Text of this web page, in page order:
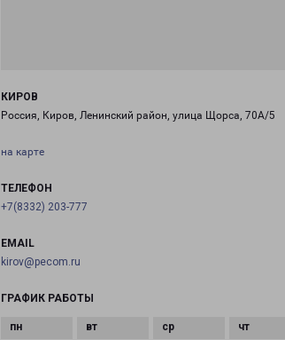
КИРОВ
Россия, Киров, Ленинский район, улица Щорса, 70А/5
на карте
ТЕЛЕФОН
+7(8332) 203-777
EMAIL
kirov@pecom.ru
ГРАФИК РАБОТЫ